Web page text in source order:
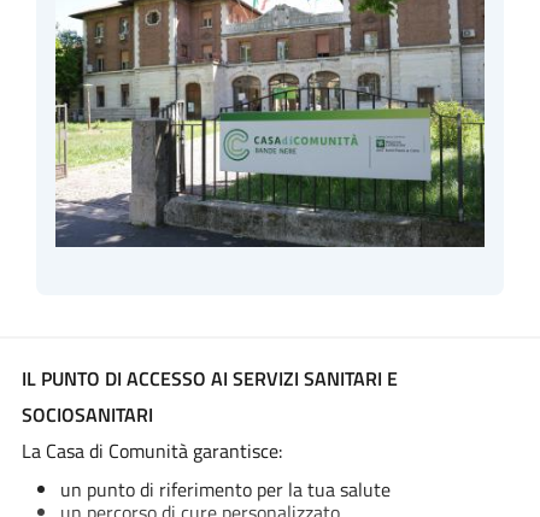
IL PUNTO DI ACCESSO AI SERVIZI SANITARI E
SOCIOSANITARI
La Casa di Comunità garantisce:
un punto di riferimento per la tua salute